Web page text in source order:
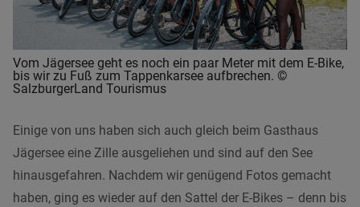
Vom Jägersee geht es noch ein paar Meter mit dem E-Bike,
bis wir zu Fuß zum Tappenkarsee aufbrechen. ©
SalzburgerLand Tourismus
Einige von uns haben sich auch gleich beim Gasthaus
Jägersee eine Zille ausgeliehen und sind auf den See
hinausgefahren. Nachdem wir genügend Fotos gemacht
haben, ging es wieder auf den Sattel der E-Bikes – denn bis